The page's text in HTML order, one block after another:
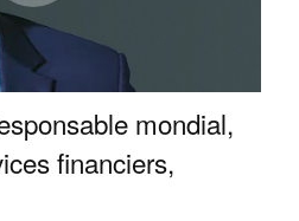
mondial,
financiers,